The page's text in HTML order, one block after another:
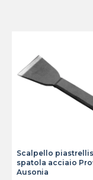
Scalpello
spatola acciaio
Ausonia